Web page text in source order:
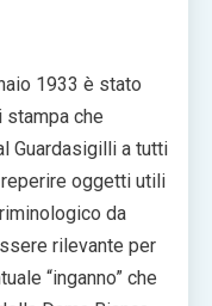
1933 è stato
che
Guardasigilli a tutti
oggetti utili
da
rilevante per
“inganno” che